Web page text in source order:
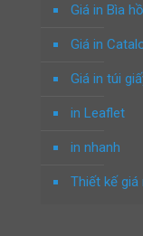
Giá in Bìa
Giá in
Giá in túi
in Leaflet
in nhanh
Thiết kế giá